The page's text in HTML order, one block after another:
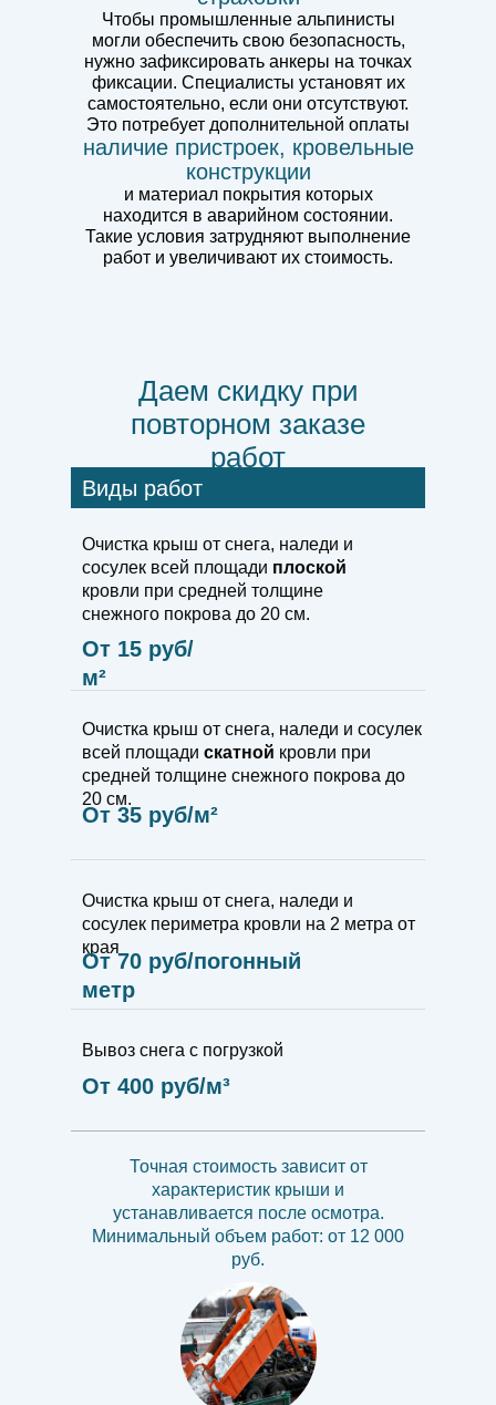
Чтобы промышленные альпинисты
могли обеспечить свою безопасность,
нужно зафиксировать анкеры на точках
фиксации. Специалисты установят их
самостоятельно, если они отсутствуют.
Это потребует дополнительной оплаты
наличие пристроек, кровельные
конструкции
и материал покрытия которых
находится в аварийном состоянии.
Такие условия затрудняют выполнение
работ и увеличивают их стоимость.
Даем скидку при
повторном заказе
работ
Виды работ
Очистка крыш от снега, наледи и
сосулек всей площади плоской
кровли при средней толщине
снежного покрова до 20 см.
Очистка крыш от снега, наледи и сосулек
всей площади скатной кровли при
средней толщине снежного покрова до
20 см.
От 15 руб/
м²
От 35 руб/м²
Очистка крыш от снега, наледи и
сосулек периметра кровли на 2 метра от
края
От 70 руб/погонный
метр
Вывоз снега с погрузкой
От 400 руб/м³
Точная стоимость зависит от
характеристик крыши и
устанавливается после осмотра.
Минимальный объем работ: от 12 000
руб.